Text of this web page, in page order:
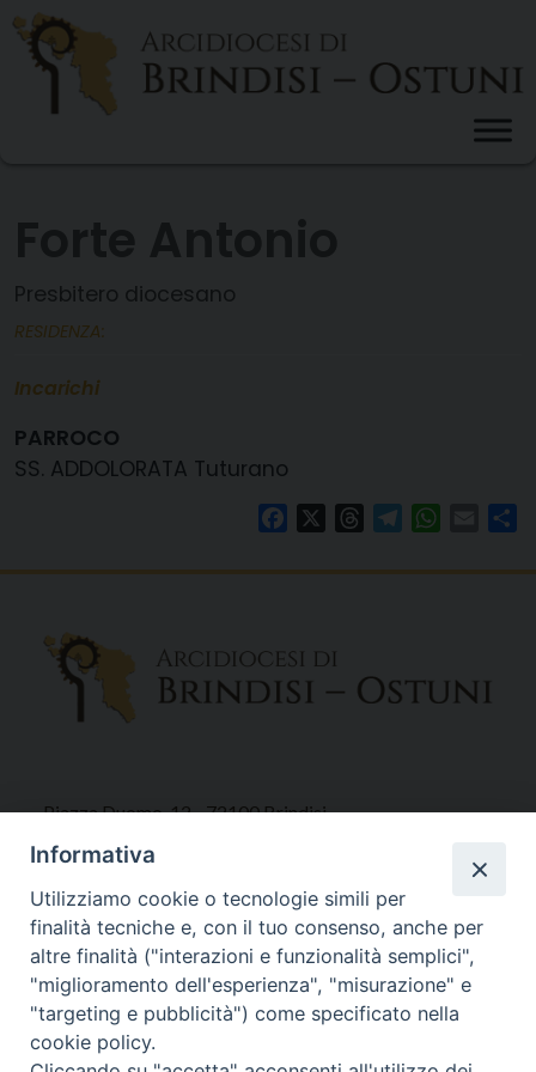
Skip
content
Presbitero diocesano
RESIDENZA:
Incarichi
PARROCO
SS. ADDOLORATA Tuturano
FacebookThreadsTelegram Email
Piazza Duomo, 12 - 72100 Brindisi
Tel 0831.521958
Fax 0831.528315
Orari Curia
Mar. / Mer. / Giov. ore 9 - 13
nei mesi estivi solo Martedì ore 9 - 13
Informativa
Utilizziamo cookie o tecnologie simili per
finalità tecniche e, con il tuo consenso, anche per
altre finalità ("interazioni e funzionalità semplici",
"miglioramento dell'esperienza", "misurazione" e
"targeting e pubblicità") come specificato nella
cookie policy.